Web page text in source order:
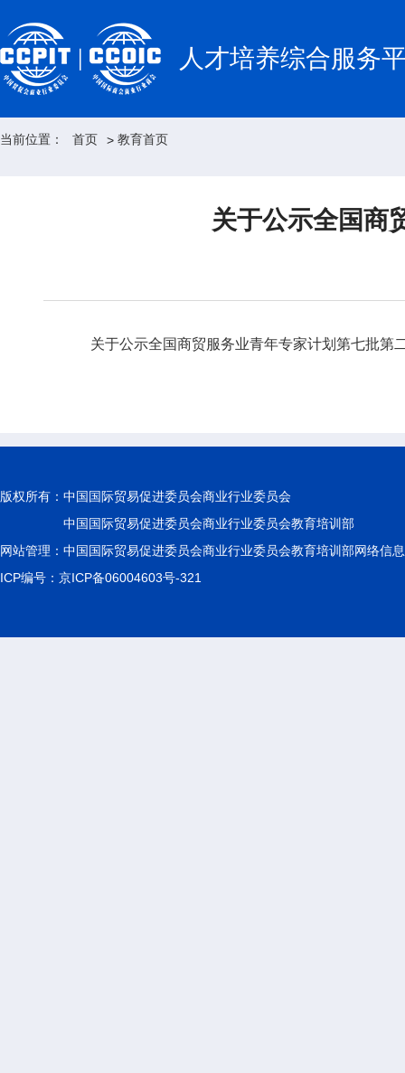
人才培养综合服务
当前位置： 首页 > 教育首页
关于公示全国商
关于公示全国商贸服务业青年专家计划第七批第
版权所有： 中国国际贸易促进委员会商业行业委员会
中国国际贸易促进委员会商业行业委员会教育培训部
网站管理：中国国际贸易促进委员会商业行业委员会教育培训部网络信
ICP编号：京ICP备06004603号-321